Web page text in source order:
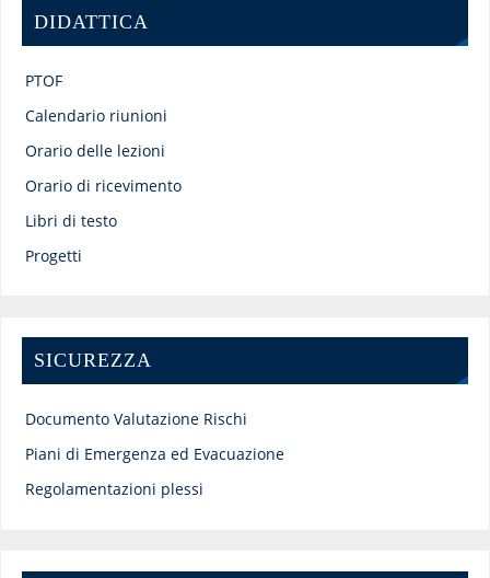
DIDATTICA
PTOF
Calendario riunioni
Orario delle lezioni
Orario di ricevimento
Libri di testo
Progetti
SICUREZZA
Documento Valutazione Rischi
Piani di Emergenza ed Evacuazione
Regolamentazioni plessi